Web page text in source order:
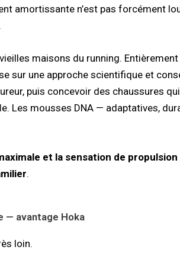
amortissante n’est pas forcément
maisons du running.
sur une approche scientifique et
puis concevoir des chaussures
Les mousses DNA — adaptatives,
et la sensation de propulsion
.
avantage Hoka
loin.